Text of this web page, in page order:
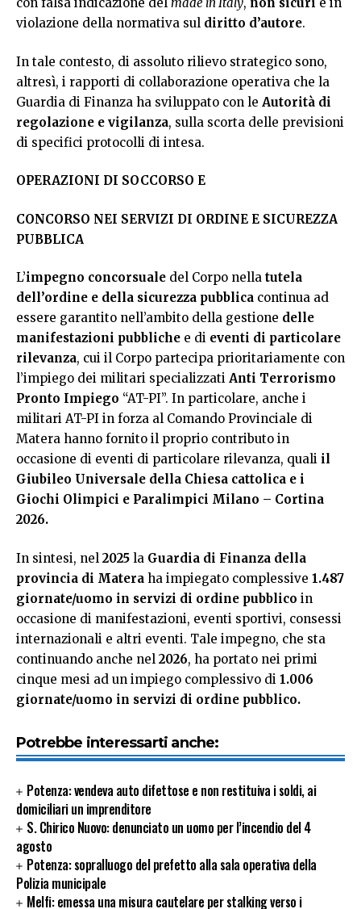
violazione della normativa sul diritto d’autore.
In tale contesto, di assoluto rilievo strategico sono,
altresì, i rapporti di collaborazione operativa che la
Guardia di Finanza ha sviluppato con le Autorità di
regolazione e vigilanza, sulla scorta delle previsioni
di specifici protocolli di intesa.
OPERAZIONI DI SOCCORSO E
CONCORSO NEI SERVIZI DI ORDINE E SICUREZZA
PUBBLICA
L’impegno concorsuale del Corpo nella tutela
dell’ordine e della sicurezza pubblica continua ad
essere garantito nell’ambito della gestione delle
manifestazioni pubbliche e di eventi di particolare
rilevanza, cui il Corpo partecipa prioritariamente con
l’impiego dei militari specializzati Anti Terrorismo
Pronto Impiego “AT-PI”. In particolare, anche i
militari AT-PI in forza al Comando Provinciale di
Matera hanno fornito il proprio contributo in
occasione di eventi di particolare rilevanza, quali il
Giubileo Universale della Chiesa cattolica e i
Giochi Olimpici e Paralimpici Milano – Cortina
2026.
In sintesi, nel 2025 la Guardia di Finanza della
provincia di Matera ha impiegato complessive 1.487
giornate/uomo in servizi di ordine pubblico in
occasione di manifestazioni, eventi sportivi, consessi
internazionali e altri eventi. Tale impegno, che sta
continuando anche nel 2026, ha portato nei primi
cinque mesi ad un impiego complessivo di 1.006
giornate/uomo in servizi di ordine pubblico.
Potrebbe interessarti anche:
Potenza: vendeva auto difettose e non restituiva i soldi, ai
domiciliari un imprenditore
S. Chirico Nuovo: denunciato un uomo per l’incendio del 4
agosto
Potenza: sopralluogo del prefetto alla sala operativa della
Polizia municipale
Melfi: emessa una misura cautelare per stalking verso i